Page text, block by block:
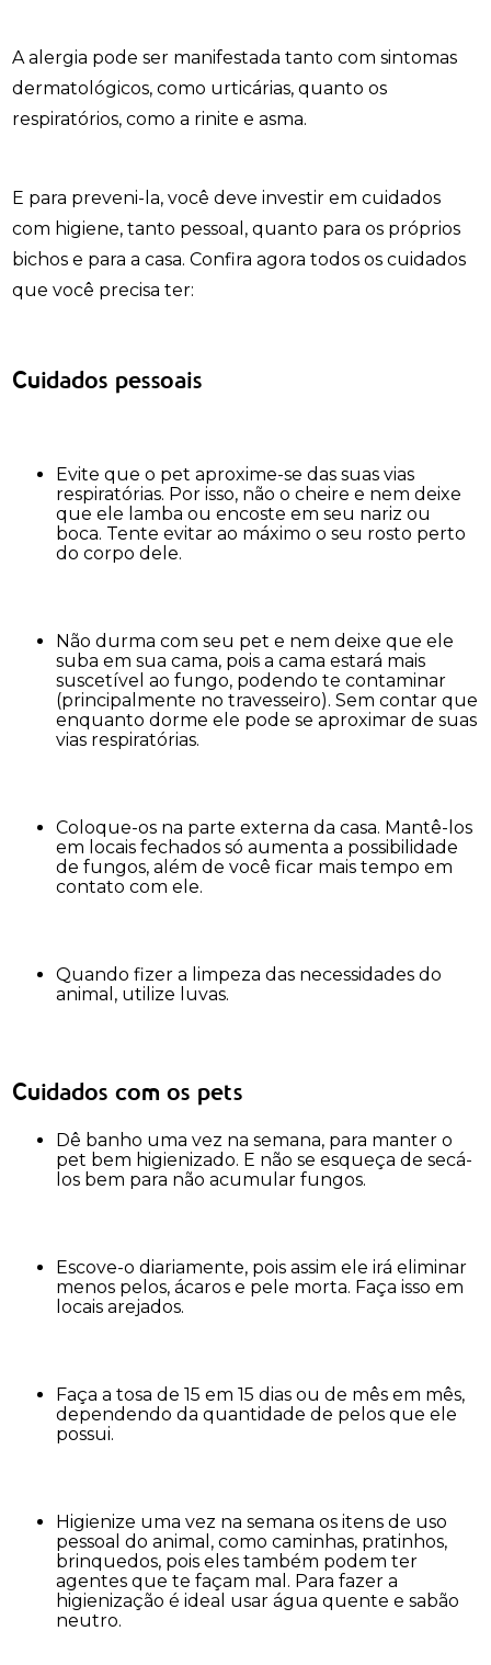
A alergia pode ser manifestada tanto com sintomas
dermatológicos, como urticárias, quanto os
respiratórios, como a rinite e asma.
E para preveni-la, você deve investir em cuidados
com higiene, tanto pessoal, quanto para os próprios
bichos e para a casa. Confira agora todos os cuidados
que você precisa ter:
Cuidados pessoais
Evite que o pet aproxime-se das suas vias
respiratórias. Por isso, não o cheire e nem deixe
que ele lamba ou encoste em seu nariz ou
boca. Tente evitar ao máximo o seu rosto perto
do corpo dele.
Não durma com seu pet e nem deixe que ele
suba em sua cama, pois a cama estará mais
suscetível ao fungo, podendo te contaminar
(principalmente no travesseiro). Sem contar que
enquanto dorme ele pode se aproximar de suas
vias respiratórias.
Coloque-os na parte externa da casa. Mantê-los
em locais fechados só aumenta a possibilidade
de fungos, além de você ficar mais tempo em
contato com ele.
Quando fizer a limpeza das necessidades do
animal, utilize luvas.
Cuidados com os pets
Dê banho uma vez na semana, para manter o
pet bem higienizado. E não se esqueça de secá-
los bem para não acumular fungos.
Escove-o diariamente, pois assim ele irá eliminar
menos pelos, ácaros e pele morta. Faça isso em
locais arejados.
Faça a tosa de 15 em 15 dias ou de mês em mês,
dependendo da quantidade de pelos que ele
possui.
Higienize uma vez na semana os itens de uso
pessoal do animal, como caminhas, pratinhos,
brinquedos, pois eles também podem ter
agentes que te façam mal. Para fazer a
higienização é ideal usar água quente e sabão
neutro.